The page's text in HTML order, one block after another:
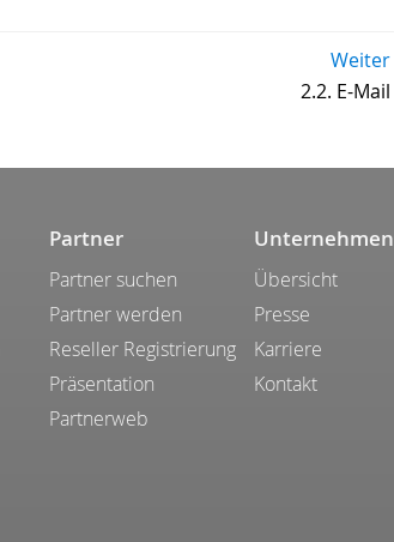
Weiter
2.2. E-Mail
Partner
Partner suchen
Partner werden
Reseller Registrierung
Präsentation
Partnerweb
Unternehmen
Übersicht
Presse
Karriere
Kontakt